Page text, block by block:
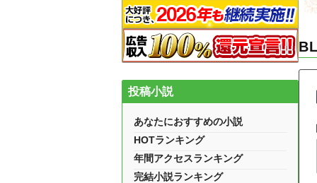
投稿小説
あなたにおすすめの小説
HOTランキング
年間アクセスランキング
完結小説ランキング